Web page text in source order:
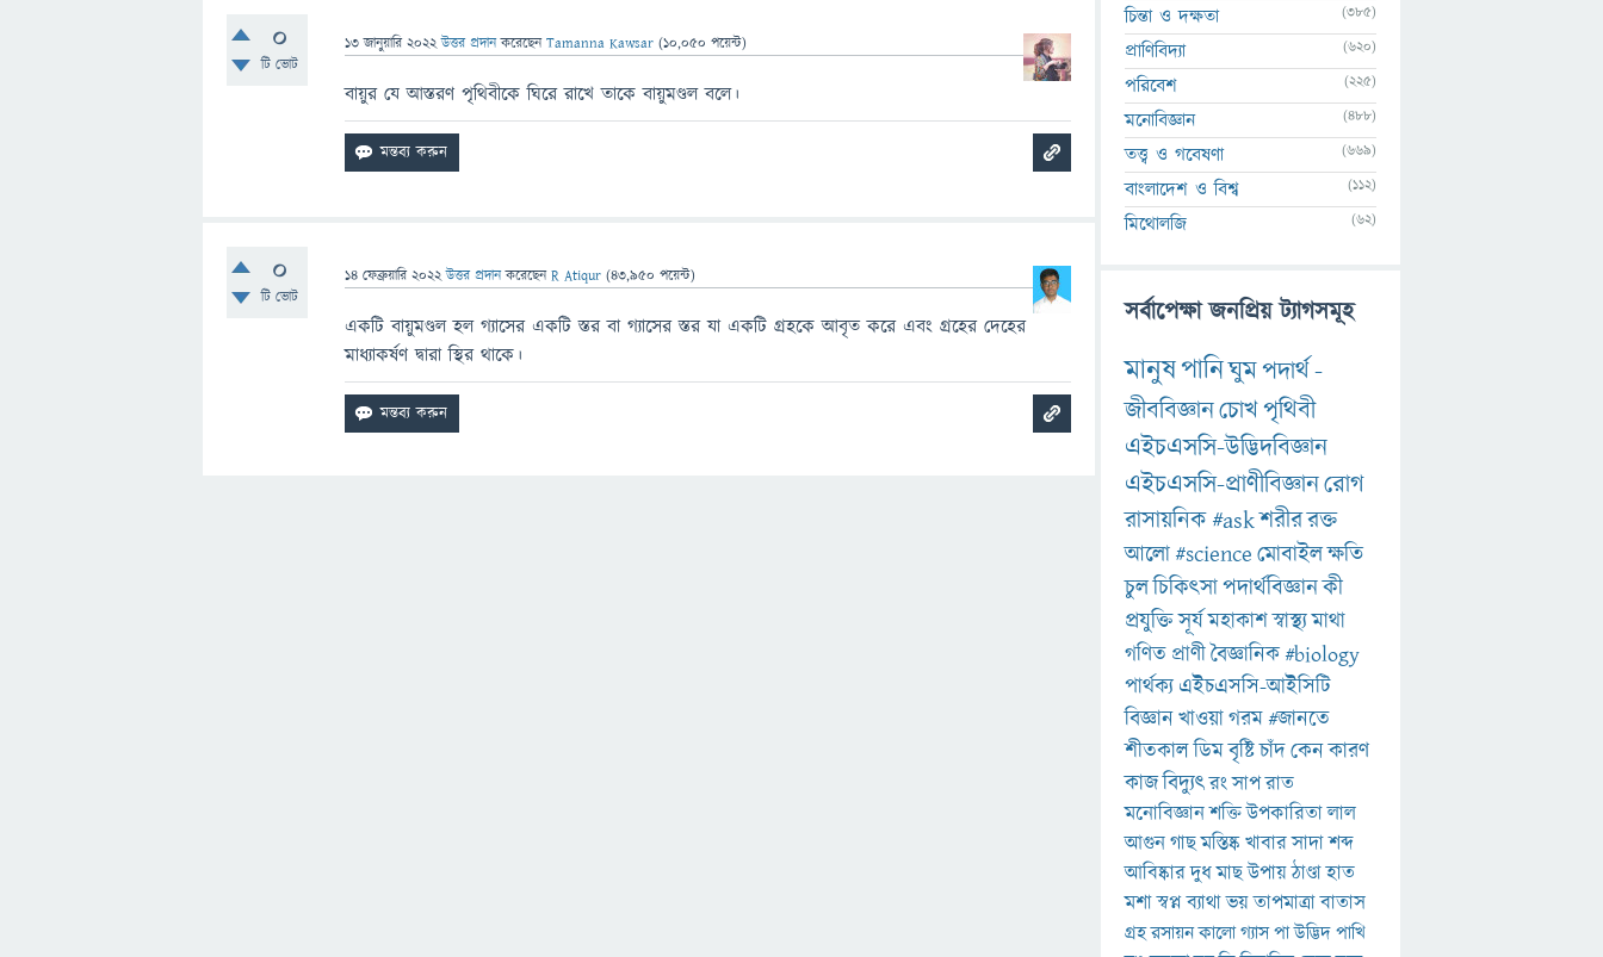
0
টি ভোট
13 জানুয়ারি 2022 উত্তর প্রদান করেছেনTamanna Kawsar (10,050 পয়েন্ট)
বায়ুর যে আস্তরণ পৃথিবীকে ঘিরে রাখে তাকে বায়ুমণ্ডল বলে।
0
টি ভোট
14 ফেব্রুয়ারি 2022 উত্তর প্রদান করেছেনR Atiqur (43,950 পয়েন্ট)
একটি বায়ুমণ্ডল হল গ্যাসের একটি স্তর বা গ্যাসের স্তর যা একটি গ্রহকে আবৃত করে এবং গ্রহের দেহের
মাধ্যাকর্ষণ দ্বারা স্থির থাকে।
চিন্তা ও দক্ষতা (385)
প্রাণিবিদ্যা (620)
পরিবেশ (225)
মনোবিজ্ঞান (488)
তত্ত্ব ও গবেষণা (669)
বাংলাদেশ ও বিশ্ব (112)
মিথোলজি (62)
সর্বাপেক্ষা জনপ্রিয় ট্যাগসমূহ
মানুষপানিঘুমপদার্থ-
জীববিজ্ঞানচোখপৃথিবী
এইচএসসি-উদ্ভিদবিজ্ঞান
এইচএসসি-প্রাণীবিজ্ঞানরোগ
রাসায়নিক#askশরীররক্ত
আলো#scienceমোবাইলক্ষতি
চুলচিকিৎসাপদার্থবিজ্ঞানকী
প্রযুক্তিসূর্যমহাকাশস্বাস্থ্যমাথা
গণিত প্রাণীবৈজ্ঞানিক#biology
পার্থক্য এইচএসসি-আইসিটি
বিজ্ঞানখাওয়াগরম#জানতে
শীতকালডিমবৃষ্টিচাঁদকেনকারণ
কাজবিদ্যুৎরংসাপরাত
মনোবিজ্ঞানশক্তিউপকারিতালাল
আগুনগাছমস্তিষ্কখাবারসাদাশব্দ
আবিষ্কারদুধমাছউপায়ঠাণ্ডাহাত
মশাস্বপ্নব্যাথাভয়তাপমাত্রাবাতাস
গ্রহরসায়নকালোগ্যাসপাউদ্ভিদপাখি